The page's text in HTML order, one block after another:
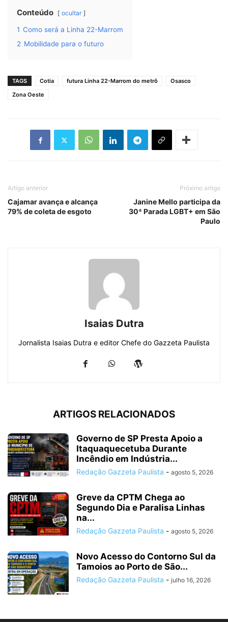
Conteúdo ocultar
1 Como será a Linha 22-Marrom
2 Mobilidade para o futuro
TAGS Cotia futura Linha 22-Marrom do metrô
Osasco
Zona Oeste
Artigo anterior
Cajamar avança e alcança
79% de coleta de esgoto
Próximo artigo
Janine Mello participa da
30ª Parada LGBT+ em São
Paulo
Isaias Dutra
Jornalista Isaias Dutra e editor Chefe do Gazzeta Paulista
ARTIGOS RELACIONADOS
Governo de SP Presta Apoio a
Itaquaquecetuba Durante
Incêndio em Indústria...
Redação Gazzeta Paulista - agosto 5, 2026
Greve da CPTM Chega ao
Segundo Dia e Paralisa Linhas
na...
Redação Gazzeta Paulista - agosto 5, 2026
Novo Acesso do Contorno Sul da
Tamoios ao Porto de São...
Redação Gazzeta Paulista - julho 16, 2026